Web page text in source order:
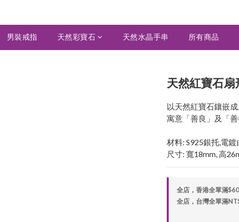
男裝戒指 天然彩寶石 天然水晶手串 所有商品
天然紅寶石扇
以天然紅寶石鑲嵌
寓意「善良」及「
材料: S925銀托,電鍍
尺寸: 寬18mm, 高
全店，香港全單滿
全店，台灣全單滿